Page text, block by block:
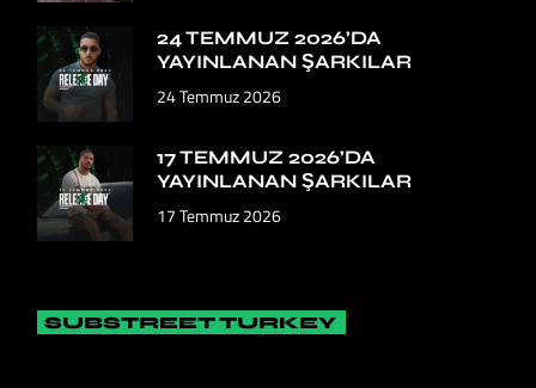
24 TEMMUZ 2026’DA
YAYINLANAN ŞARKILAR
24 Temmuz 2026
17 TEMMUZ 2026’DA
YAYINLANAN ŞARKILAR
17 Temmuz 2026
SUBSTREET TURKEY